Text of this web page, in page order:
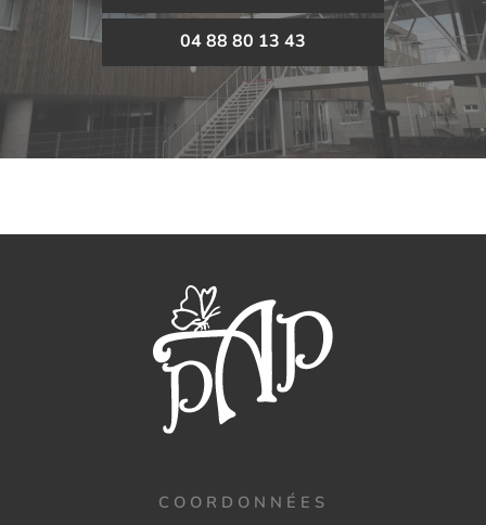
04 88 80 13 43
COORDONNÉES